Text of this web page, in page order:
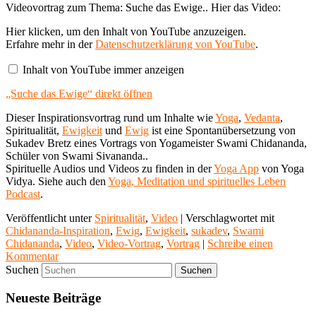
Videovortrag zum Thema: Suche das Ewige.. Hier das Video:
„Suche
das
Ewige“
YouTube
Hier klicken, um den Inhalt von YouTube anzuzeigen.
Erfahre mehr in derDatenschutzerklärung von YouTube.
Inhalt von YouTube immer anzeigen
„Suche das Ewige“ direkt öffnen
Dieser Inspirationsvortrag rund um Inhalte wieYoga, Vedanta,
Spiritualität, Ewigkeit und Ewig ist eine Spontanübersetzung von
Sukadev Bretz eines Vortrags von Yogameister Swami Chidananda,
Schüler von Swami Sivananda..
Spirituelle Audios und Videos zu finden in derYoga App von Yoga
Vidya. Siehe auch den Yoga, Meditation und spirituelles Leben
Podcast.
Veröffentlicht unter Spiritualität, Video | Verschlagwortet mit
Chidananda-Inspiration, Ewig, Ewigkeit, sukadev, Swami
Chidananda, Video, Video-Vortrag, Vortrag | Schreibe einen
Kommentar
Suchen
Neueste Beiträge